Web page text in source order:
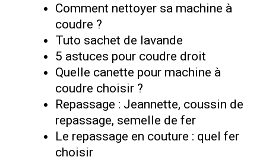
Comment nettoyer sa machine à
coudre ?
Tuto sachet de lavande
5 astuces pour coudre droit
Quelle canette pour machine à
coudre choisir ?
Repassage : Jeannette, coussin de
repassage, semelle de fer
Le repassage en couture : quel fer
choisir